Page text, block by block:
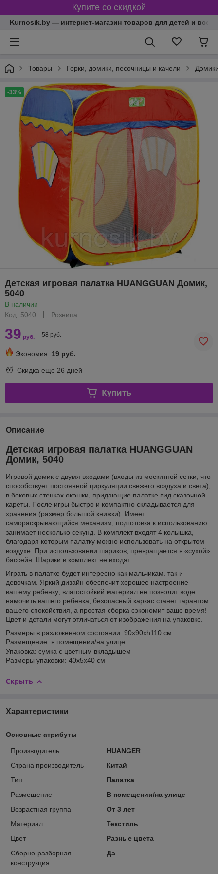
Купите со скидкой
Kurnosik.by — интернет-магазин товаров для детей и всей
Товары Горки, домики, песочницы и качели
-33%
Детская игровая палатка HUANGGUAN Домик,
5040
В наличии
Код: 5040
Розница
39 руб. 58 руб.
Экономия: 19 руб.
Скидка еще 26 дней
Купить
Описание
Детская игровая палатка HUANGGUAN
Домик, 5040
Игровой домик с двумя входами (входы из москитной сетки, что
способствует постоянной циркуляции свежего воздуха и света),
в боковых стенках окошки, придающие палатке вид сказочной
кареты. После игры быстро и компактно складывается для
хранения (размер большой книжки). Имеет
самораскрывающийся механизм, подготовка к использованию
занимает несколько секунд. В комплект входят 4 колышка,
благодаря которым палатку можно использовать на открытом
воздухе. При использовании шариков, превращается в «сухой»
бассейн. Шарики в комплект не входят.
Играть в палатке будет интересно как мальчикам, так и
девочкам. Яркий дизайн обеспечит хорошее настроение
вашему ребенку; влагостойкий материал не позволит воде
намочить вашего ребенка; безопасный каркас станет гарантом
вашего спокойствия, а простая сборка сэкономит ваше время!
Цвет и детали могут отличаться от изображения на упаковке.
Размеры в разложенном состоянии: 90х90хh110 см.
Размещение: в помещении/на улице
Упаковка: сумка с цветным вкладышем
Размеры упаковки: 40х5х40 см
Скрыть
Характеристики
Основные атрибуты
Производитель
HUANGER
Страна производитель
Китай
Тип
Палатка
Размещение
В помещении/на улице
Возрастная группа
От 3 лет
Материал
Текстиль
Цвет
Разные цвета
Сборно-разборная
конструкция
Да